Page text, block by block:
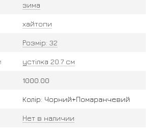
зима
хайтопи
Розмір: 32
устілка 20.7 см
1000.00
Колір: Чорний+Помаранчевий
Нет в наличии